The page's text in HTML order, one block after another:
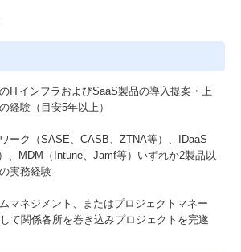
ITインフラおよびSaaS製品の導入提案・上
経験（目安5年以上）
ーク（SASE、CASB、ZTNA等）、IDaaS
、MDM（Intune、Jamf等）いずれか2製品以
実務経験
マネジメント、またはプロジェクトマネー
て関係各所を巻き込みプロジェクトを完遂